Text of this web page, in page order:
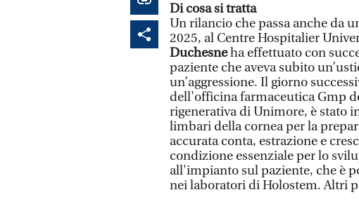
Di cosa si tratta
Un rilancio che passa anche da
2025, al Centre Hospitalier
Duchesneha effettuato con
paziente che aveva subito
un’aggressione. Il giorno
dell'officina farmaceutica Gmp
rigenerativa di Unimore, è stato
limbari della cornea per la
accurata conta, estrazione e
condizione essenziale per lo
all'impianto sul paziente, che è
nei laboratori di Holostem. Altri